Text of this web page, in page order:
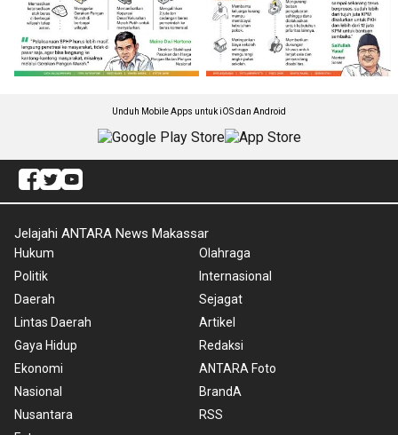
Unduh Mobile Apps untuk iOS dan Android
Jelajahi ANTARA News Makassar
Hukum
Politik
Daerah
Lintas Daerah
Gaya Hidup
Ekonomi
Nasional
Nusantara
Olahraga
Internasional
Sejagat
Artikel
Redaksi
ANTARA Foto
BrandA
RSS